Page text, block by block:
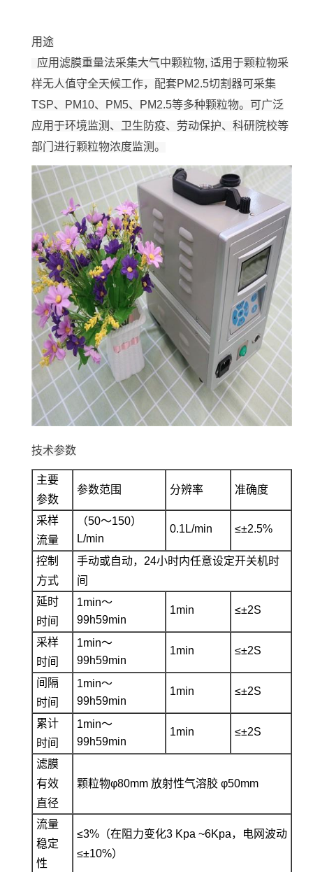
用途
应用滤膜重量法采集大气中颗粒物, 适用于颗粒物采
样无人值守全天候工作，配套PM2.5切割器可采集
TSP、PM10、PM5、PM2.5等多种颗粒物。可广泛
应用于环境监测、卫生防疫、劳动保护、科研院校等
部门进行颗粒物浓度监测。
技术参数
主要
参数
参数范围 分辨率 准确度
采样
流量
（50～150）
L/min
0.1L/min ≤±2.5%
控制
方式
手动或自动，24小时内任意设定开关机时
间
延时
时间
1min～
99h59min
1min ≤±2S
采样
时间
1min～
99h59min
1min ≤±2S
间隔
时间
1min～
99h59min
1min ≤±2S
累计
时间
1min～
99h59min
1min ≤±2S
滤膜
有效
直径
颗粒物φ80mm 放射性气溶胶 φ50mm
流量
稳定
性
≤3%（在阻力变化3 Kpa ~6Kpa，电网波动
≤±10%）